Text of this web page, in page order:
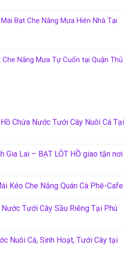
Bạt Che Nắng Mưa Hiên Nhà Tại
Nắng Mưa Tự Cuốn tại Quận Thủ
Chứa Nước Tưới Cây Nuôi Cá Tại
Gia Lai – BẠT LÓT HỒ giao tận nơi
Kéo Che Nắng Quán Cà Phê-Cafe
Tưới Cây Sầu Riêng Tại Phú
Nuôi Cá, Sinh Hoạt, Tưới Cây tại